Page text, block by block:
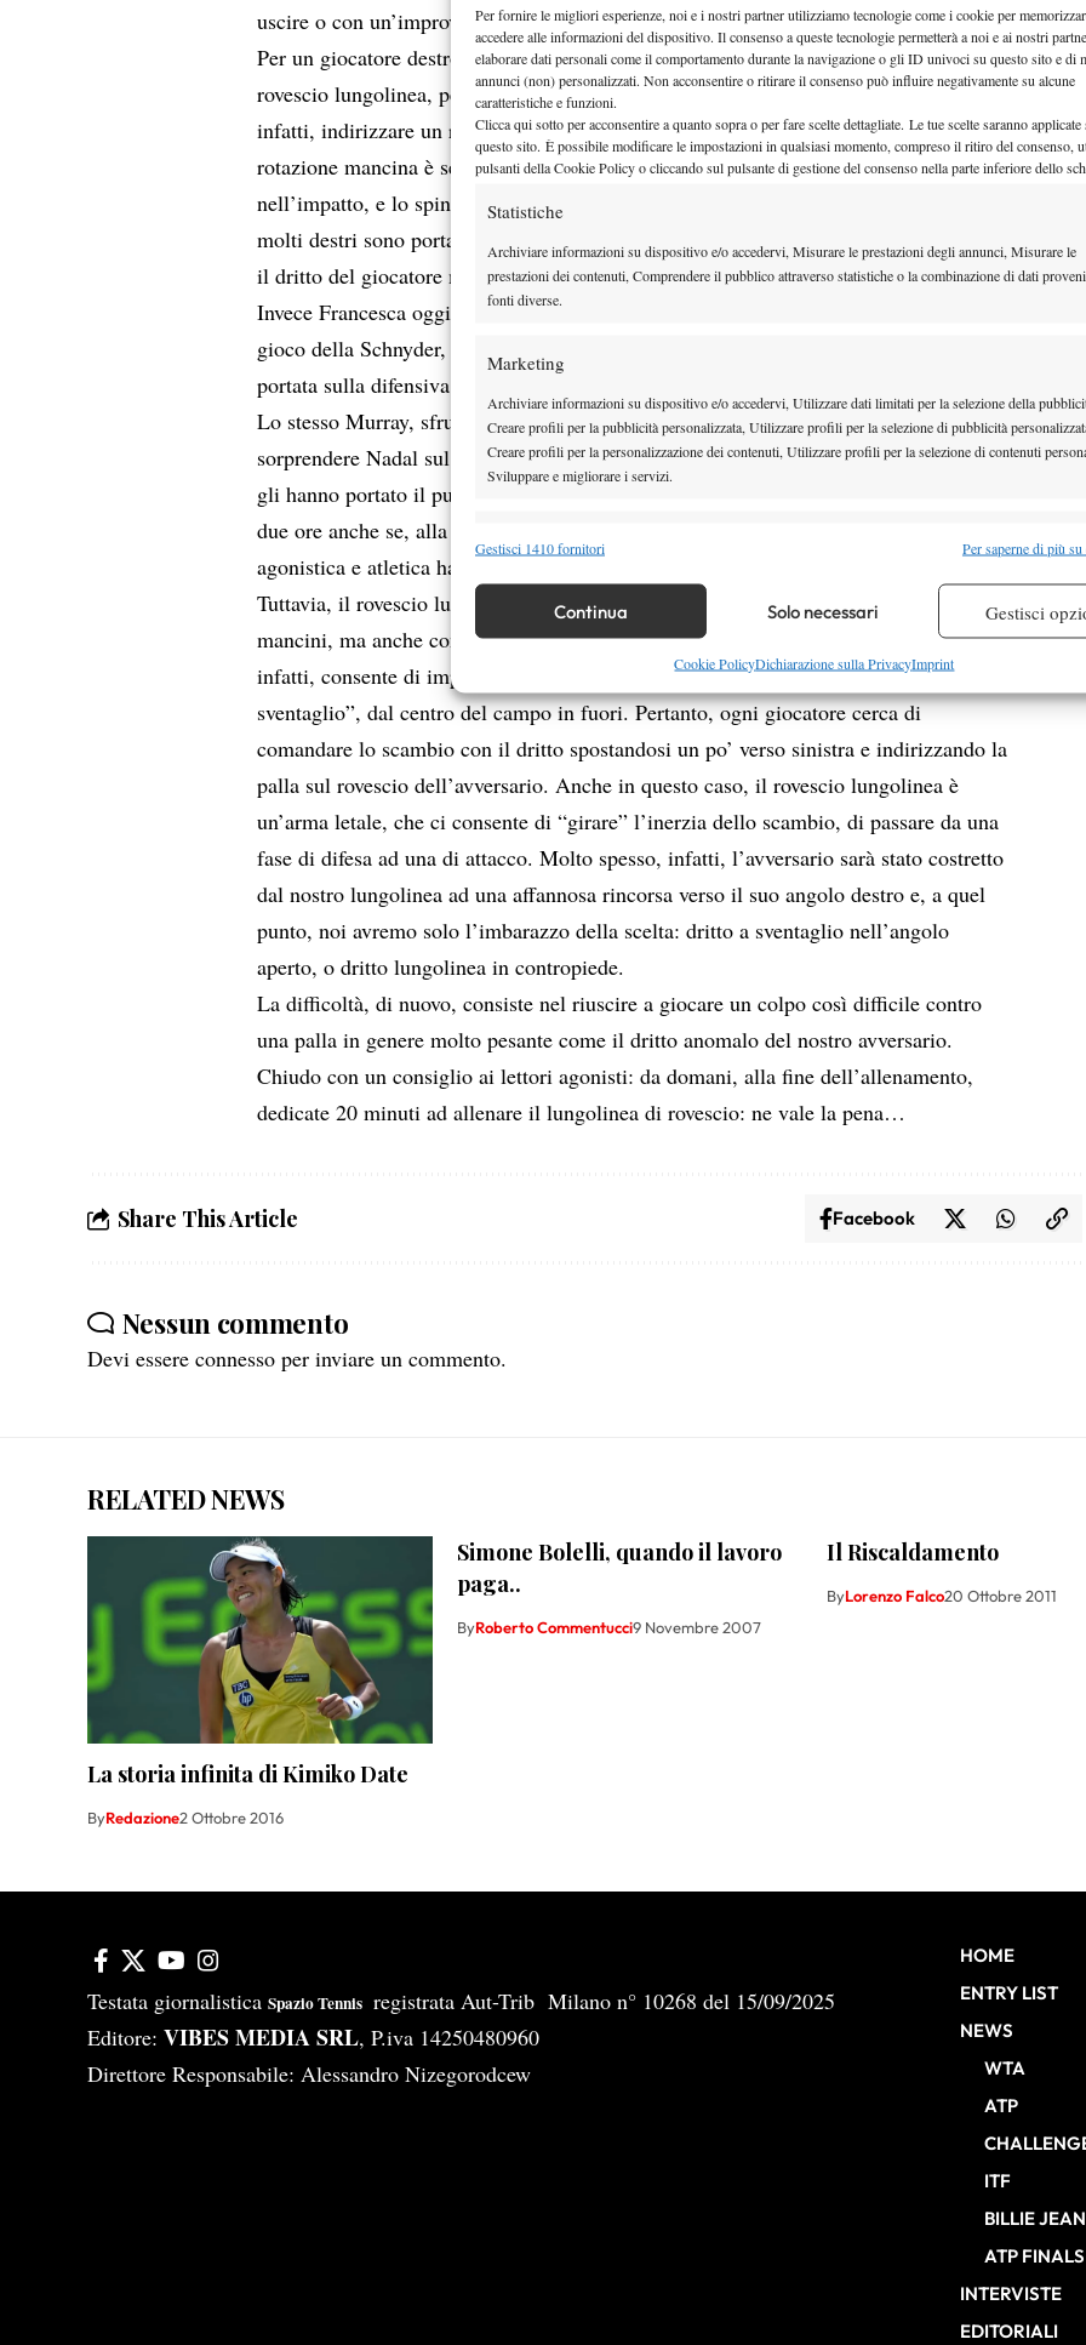
Per fornire le migliori esperienze, noi e i nostri partner utilizziamo tecnologie come i cookie per
accedere alle informazioni del dispositivo. Il consenso a queste tecnologie permetterà a noi e ai nostri
elaborare dati personali come il comportamento durante la navigazione o gli ID univoci su questo sito e di
annunci (non) personalizzati. Non acconsentire o ritirare il consenso può influire negativamente su alcune
caratteristiche e funzioni.
Clicca qui sotto per acconsentire a quanto sopra o per fare scelte dettagliate. Le tue scelte saranno applicate
questo sito. È possibile modificare le impostazioni in qualsiasi momento, compreso il ritiro del consenso,
pulsanti della Cookie Policy o cliccando sul pulsante di gestione del consenso nella parte inferiore dello
Statistiche
Archiviare informazioni su dispositivo e/o accedervi, Misurare le prestazioni degli annunci, Misurare le
prestazioni dei contenuti, Comprendere il pubblico attraverso statistiche o la combinazione di dati
fonti diverse.
Marketing
Archiviare informazioni su dispositivo e/o accedervi, Utilizzare dati limitati per la selezione della
Creare profili per la pubblicità personalizzata, Utilizzare profili per la selezione di pubblicità
Creare profili per la personalizzazione dei contenuti, Utilizzare profili per la selezione di contenuti
Sviluppare e migliorare i servizi.
Funzionalità
Identificare i dispositivi in base alle informazioni trasmesse automaticamente.
Garantire la sicurezza, prevenire e rilevare frodi, correggere errori,
Erogare e presentare pubblicità e contenuto, Salvare e comunicare le
scelte sulla privacy.
Gestisci 1410 fornitori Per saperne di più
Continua Solo necessari Gestisci
Cookie PolicyDichiarazione sulla PrivacyImprint
uscire o con un’improvvisa palla corta.
Per un giocatore destro, l’unico antidoto contro tale tattica, è quello di giocare un
rovescio lungolinea, per uscire subito dalla diagonale sinistra. Ma non è così facile:
infatti, indirizzare un rovescio lungolinea di adeguata profondità e precisione su una
rotazione mancina è sempre molto problematico, perché basta un attimo di ritardo
nell’impatto, e lo spin del colpo avversario porta la palla in corridoio. Per questo,
molti destri sono portati ad incrociare, e restano “imprigionati” nello scambio contro
il dritto del giocatore mancino, fino a soccombere.
Invece Francesca oggi avrà giocato 200 rovesci lungolinea, limitando notevolmente il
gioco della Schnyder, costretta ad adoperare quasi solo il rovescio bimane, e spesso
portata sulla difensiva.
Lo stesso Murray, sfruttando la salda presa bimane, ha tentato in tutti i modi di
sorprendere Nadal sul suo angolo destro, e molto spesso i suoi approcci lungolinea
gli hanno portato il punto, e gli hanno consentito di fare partita alla pari per più di
due ore anche se, alla fine della fiera, nei momenti importanti la superiore caratura
agonistica e atletica ha portato Nadal alla vittoria.
Tuttavia, il rovescio lungolinea non è un’arma fondamentale solo contro i giocatori
mancini, ma anche contro i destri. La tecnica moderna di esecuzione dei colpi,
infatti, consente di imprimere la massima velocità alla palla eseguendo il dritto “a
sventaglio”, dal centro del campo in fuori. Pertanto, ogni giocatore cerca di
comandare lo scambio con il dritto spostandosi un po’ verso sinistra e indirizzando la
palla sul rovescio dell’avversario. Anche in questo caso, il rovescio lungolinea è
un’arma letale, che ci consente di “girare” l’inerzia dello scambio, di passare da una
fase di difesa ad una di attacco. Molto spesso, infatti, l’avversario sarà stato costretto
dal nostro lungolinea ad una affannosa rincorsa verso il suo angolo destro e, a quel
punto, noi avremo solo l’imbarazzo della scelta: dritto a sventaglio nell’angolo
aperto, o dritto lungolinea in contropiede.
La difficoltà, di nuovo, consiste nel riuscire a giocare un colpo così difficile contro
una palla in genere molto pesante come il dritto anomalo del nostro avversario.
Chiudo con un consiglio ai lettori agonisti: da domani, alla fine dell’allenamento,
dedicate 20 minuti ad allenare il lungolinea di rovescio: ne vale la pena…
Share This Article Facebook
Nessun commento
Devi essere connesso per inviare un commento.
RELATED NEWS
La storia infinita di Kimiko Date
ByRedazione2 Ottobre 2016
Simone Bolelli, quando il lavoro
paga..
ByRoberto Commentucci9 Novembre 2007
Il Riscaldamento
ByLorenzo Falco20 Ottobre 2011
Testata giornalistica Spazio Tennis registrata Aut-Trib Milano n° 10268 del 15/09/2025
Editore: VIBES MEDIA SRL, P.iva 14250480960
Direttore Responsabile: Alessandro Nizegorodcew
HOME
ENTRY LIST
NEWS
WTA
ATP
ITF
BILLIE
ATP FINALS
INTERVISTE
EDITORIALI